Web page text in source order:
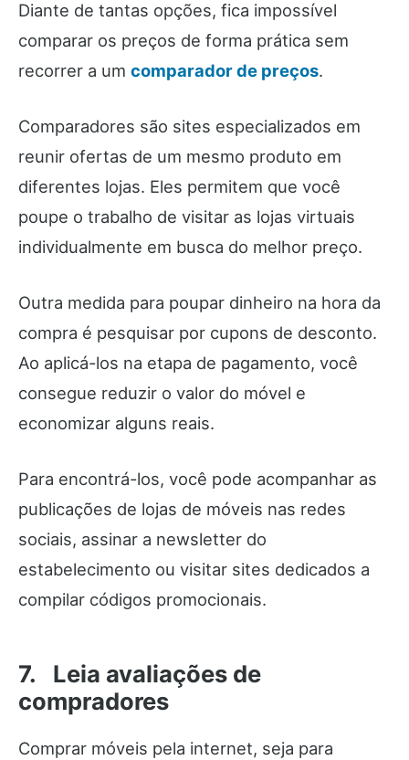
Diante de tantas opções, fica impossível
comparar os preços de forma prática sem
recorrer a um comparador de preços.
Comparadores são sites especializados em
reunir ofertas de um mesmo produto em
diferentes lojas. Eles permitem que você
poupe o trabalho de visitar as lojas virtuais
individualmente em busca do melhor preço.
Outra medida para poupar dinheiro na hora da
compra é pesquisar por cupons de desconto.
Ao aplicá-los na etapa de pagamento, você
consegue reduzir o valor do móvel e
economizar alguns reais.
Para encontrá-los, você pode acompanhar as
publicações de lojas de móveis nas redes
sociais, assinar a newsletter do
estabelecimento ou visitar sites dedicados a
compilar códigos promocionais.
7. Leia avaliações de
compradores
Comprar móveis pela internet, seja para